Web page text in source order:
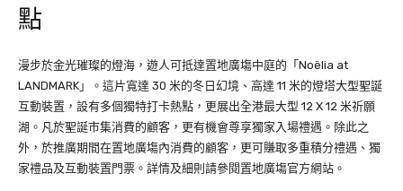
點
漫步於金光璀璨的燈海，遊人可抵達置地廣塲中庭的「Noëlia at
LANDMARK」。這片寬達 30 米的冬日幻境、高達 11 米的燈塔大型聖誕
互動裝置，設有多個獨特打卡熱點，更展出全港最大型 12 X 12 米祈願
湖。凡於聖誕市集消費的顧客，更有機會尊享獨家入場禮遇。除此之
外，於推廣期間在置地廣塲內消費的顧客，更可賺取多重積分禮遇、獨
家禮品及互動裝置門票。詳情及細則請參閱置地廣塲官方網站。